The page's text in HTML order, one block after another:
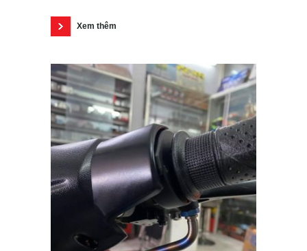
Xem thêm